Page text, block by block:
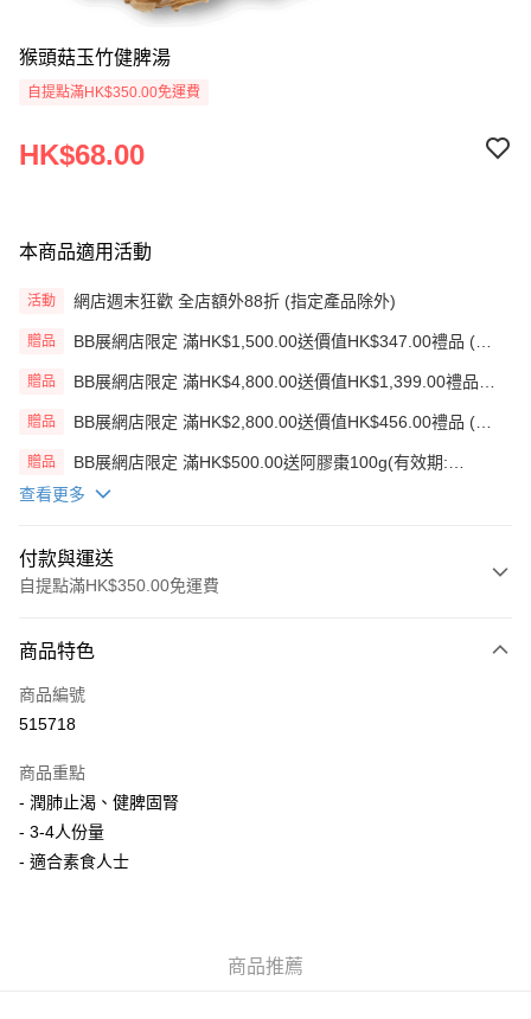
猴頭菇玉竹健脾湯
自提點滿HK$350.00免運費
HK$68.00
本商品適用活動
活動 網店週末狂歡 全店額外88折 (指定產品除外)
贈品
BB展網店限定 滿HK$1,500.00送價值HK$347.00禮品 (贈
贈品
BB展網店限定 滿HK$4,800.00送價值HK$1,399.00禮品
贈品
BB展網店限定 滿HK$2,800.00送價值HK$456.00禮品 (贈
贈品
BB展網店限定 滿HK$500.00送阿膠棗100g(有效期:
12/12/26)(贈品)(送完即止）
查看更多
付款與運送
自提點滿HK$350.00免運費
信用卡
AlipayHK
WeChat Pay
送貨方式
商品特色
商品編號
515718
商品重點
- 潤肺止渴、健脾固腎
- 3-4人份量
- 適合素食人士
商品推薦